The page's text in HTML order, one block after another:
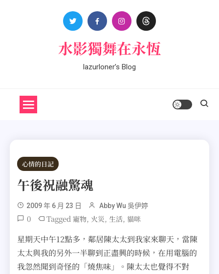
水影獨舞在永恆
lazurloner’s Blog
心情的日記
午後祝融驚魂
2009 年 6 月 23 日 Abby Wu 吳伊婷
0 Tagged 寵物, 火災, 生活, 貓咪
星期天中午12點多，鄰居陳太太到我家來聊天，當陳
太太與我的另外一半聊到正盡興的時候，在用電腦的
我忽然聞到奇怪的「燒焦味」。陳太太也覺得不對